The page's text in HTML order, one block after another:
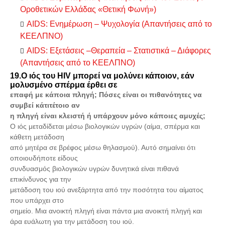
Οροθετικών Ελλάδας «Θετική Φωνή»)
AIDS: Ενημέρωση – Ψυχολογία (Απαντήσεις από το
ΚΕΕΛΠΝΟ)
AIDS: Εξετάσεις –Θεραπεία – Στατιστικά – Διάφορες
(Απαντήσεις από το ΚΕΕΛΠΝΟ)
19.Ο ιός του HIV μπορεί να μολύνει κάποιον, εάν
μολυσμένο σπέρμα έρθει σε
επαφή με κάποια πληγή; Πόσες είναι οι πιθανότητες να
συμβεί κάτιτέτοιο αν
η πληγή είναι κλειστή ή υπάρχουν μόνο κάποιες αμυχές;
Ο ιός μεταδίδεται μέσω βιολογικών υγρών (αίμα, σπέρμα και
κάθετη μετάδοση
από μητέρα σε βρέφος μέσω θηλασμού). Αυτό σημαίνει ότι
οποιουδήποτε είδους
συνδυασμός βιολογικών υγρών δυνητικά είναι πιθανά
επικίνδυνος για την
μετάδοση του ιού ανεξάρτητα από την ποσότητα του αίματος
που υπάρχει στο
σημείο. Μια ανοικτή πληγή είναι πάντα μια ανοικτή πληγή και
άρα ευάλωτη για την μετάδοση του ιού.